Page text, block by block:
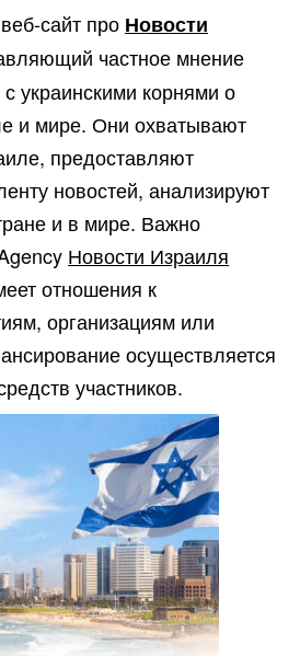
сайт про Новости
частное мнение
украинскими корнями о
и мире. Они охватывают
предоставляют
новостей, анализируют
и в мире. Важно
Новости Израиля
отношения к
организациям или
осуществляется
участников.